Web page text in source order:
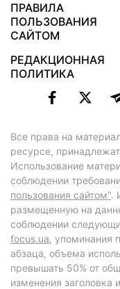
ПРАВИЛА
ПОЛЬЗОВАНИЯ
САЙТОМ
РЕДАКЦИОННАЯ
ПОЛИТИКА
Все права на
ресурсе,
Использование
соблюдении
пользования сайтом".
размещенную на
соблюдении
focus.ua, упоминания
абзаца, объема
превышать 50% от
изменения заголовка